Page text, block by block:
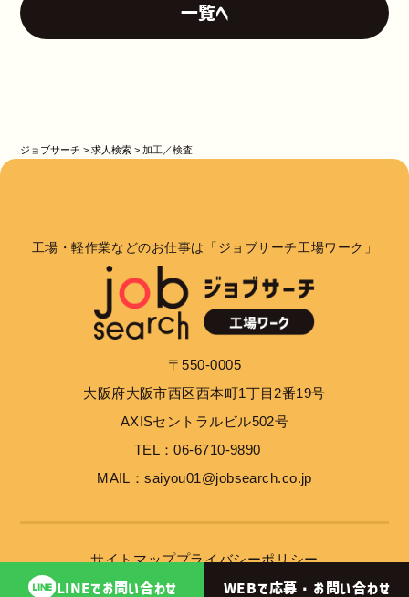
LINEで お問い合わせ WEBで応募・ お問い合わせ
一覧へ
ジョブサーチ >求人検索 >加工／検査
工場・軽作業などのお仕事は「ジョブサーチ工場ワーク」
〒550-0005
大阪府大阪市西区西本町1丁目2番19号
AXISセントラルビル502号
TEL：06-6710-9890
MAIL：saiyou01@jobsearch.co.jp
© 2023 job search inc.
サイトマッププライバシーポリシー